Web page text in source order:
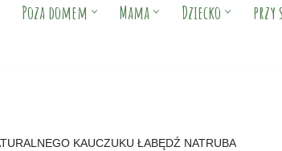
Poza domem Mama Dziecko przy
KAUCZUKU ŁABĘDŹ NATRUBA